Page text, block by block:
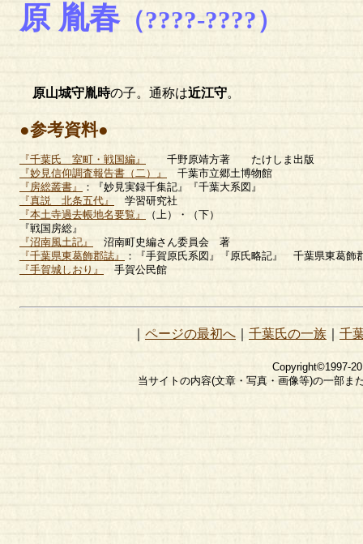
原 胤春（????-????）
原山城守胤時の子。通称は近江守。
●参考資料●
『千葉氏 室町・戦国編』
千野原靖方著 たけしま出版
『妙見信仰調査報告書（二）』
千葉市立郷土博物館
『房総叢書』
：『妙見実録千集記』『千葉大系図』
『真説 北条五代』
学習研究社
『本土寺過去帳地名要覧』
（上）・（下）
『戦国房総』
『沼南風土記』
沼南町史編さん委員会 著
『千葉県東葛飾郡誌』
：『手賀原氏系図』『原氏略記』 千葉県東葛飾
『手賀城しおり』
手賀公民館
ページの最初へ 千葉氏の一族 千
Copyright©1997-
当サイトの内容(文章・写真・画像等)の一部ま